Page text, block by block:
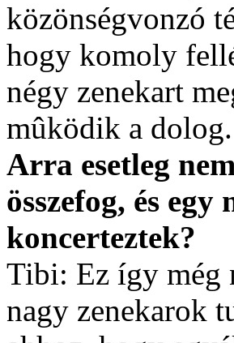
közönségvonzó
hogy komoly
négy zenekart
mûködik a dolog.
Arra esetleg
összefog, és
koncerteztek?
Tibi: Ez így még
nagy zenekarok